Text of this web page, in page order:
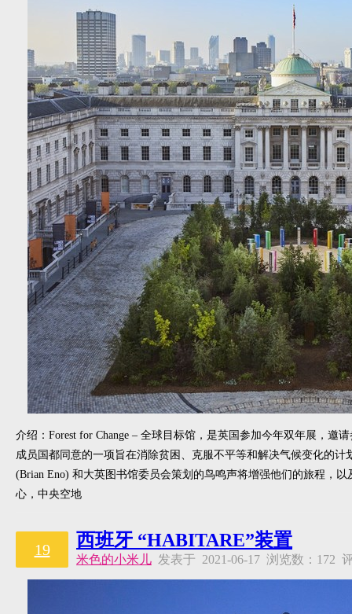
介绍：Forest for Change – 全球目标馆，是英国参加今年双年展，邀
成员国都同意的一项旨在消除贫困、克服不平等和解决气候变化的计
(Brian Eno) 和大英图书馆委员会策划的鸟鸣声将增强他们的旅程，
心，中央空地
19 西班牙 “HABITARE”装置
米色的小米儿 发表于 2021-06-17 浏览数：172